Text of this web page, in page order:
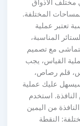
الأذواق
المختلفة.
تعتبر عملية
المناسبة،
مع تصميم
القياس، يجب
قلم رصاص،
عليك عملية
استخدم
من اليمين
النقطة